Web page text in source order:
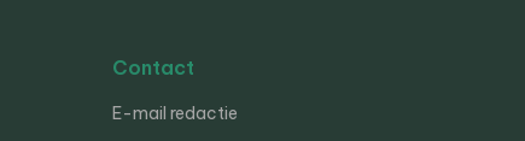
Contact
E-mail redactie